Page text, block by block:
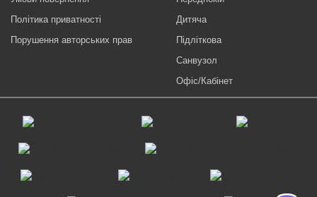
Політика приватності
Порушення авторських прав
Дитяча
Підліткова
Санвузол
Офіс/Кабінет